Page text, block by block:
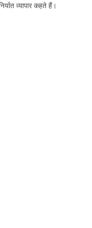
व्यापार कहते हैं।